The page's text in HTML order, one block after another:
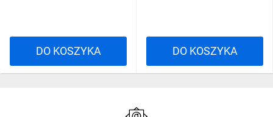
DO KOSZYKA DO KOSZYKA